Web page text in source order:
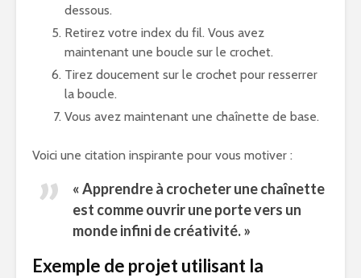
dessous.
Retirez votre index du fil. Vous avez
maintenant une boucle sur le crochet.
Tirez doucement sur le crochet pour resserrer
la boucle.
Vous avez maintenant une chaînette de base.
Voici une citation inspirante pour vous motiver :
« Apprendre à crocheter une chaînette
est comme ouvrir une porte vers un
monde infini de créativité. »
Exemple de projet utilisant la